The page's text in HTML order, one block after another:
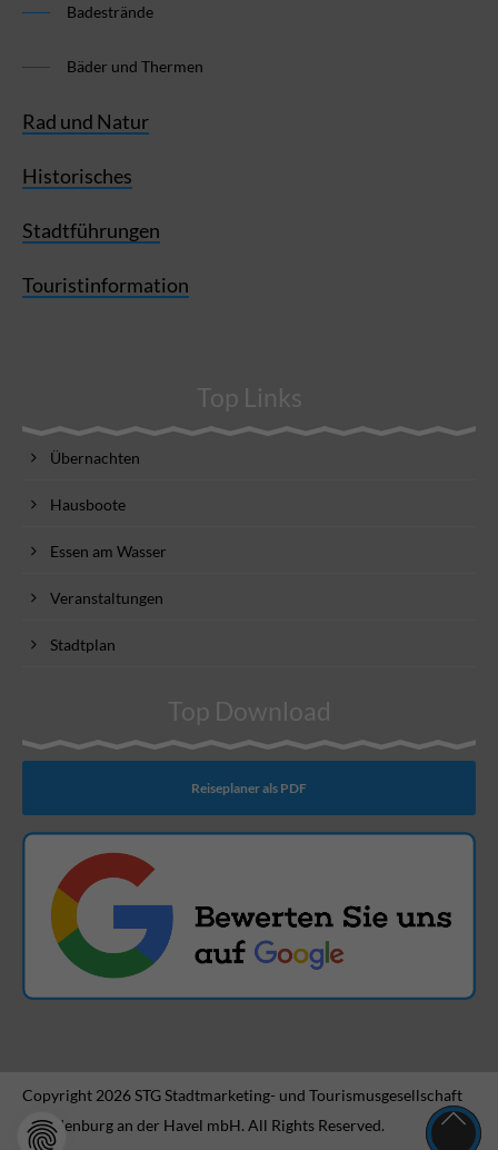
Badestrände
Bäder und Thermen
Rad und Natur
Historisches
Stadtführungen
Touristinformation
Top Links
Übernachten
Hausboote
Essen am Wasser
Veranstaltungen
Stadtplan
Top Download
Reiseplaner als PDF
Copyright 2026 STG Stadtmarketing- und Tourismusgesellschaft
Brandenburg an der Havel mbH. All Rights Reserved.